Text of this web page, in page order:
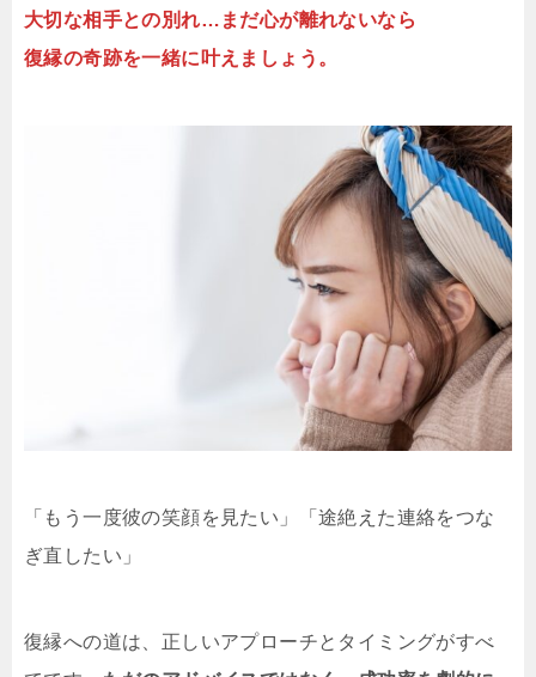
大切な相手との別れ…まだ心が離れないなら
復縁の奇跡を一緒に叶えましょう。
「もう一度彼の笑顔を見たい」「途絶えた連絡をつな
ぎ直したい」
復縁への道は、正しいアプローチとタイミングがすべ